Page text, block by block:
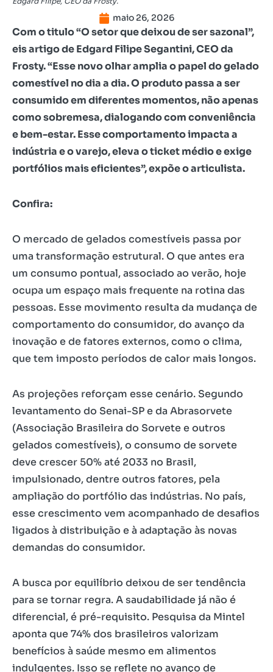
maio 26, 2026
Com o titulo “O setor que deixou de ser sazonal”,
eis artigo de Edgard Filipe Segantini, CEO da
Frosty. “Esse novo olhar amplia o papel do gelado
comestível no dia a dia. O produto passa a ser
consumido em diferentes momentos, não apenas
como sobremesa, dialogando com conveniência
e bem-estar. Esse comportamento impacta a
indústria e o varejo, eleva o ticket médio e exige
portfólios mais eficientes”, expõe o articulista.
Confira:
O mercado de gelados comestíveis passa por
uma transformação estrutural. O que antes era
um consumo pontual, associado ao verão, hoje
ocupa um espaço mais frequente na rotina das
pessoas. Esse movimento resulta da mudança de
comportamento do consumidor, do avanço da
inovação e de fatores externos, como o clima,
que tem imposto períodos de calor mais longos.
As projeções reforçam esse cenário. Segundo
levantamento do Senai-SP e da Abrasorvete
(Associação Brasileira do Sorvete e outros
gelados comestíveis), o consumo de sorvete
deve crescer 50% até 2033 no Brasil,
impulsionado, dentre outros fatores, pela
ampliação do portfólio das indústrias. No país,
esse crescimento vem acompanhado de desafios
ligados à distribuição e à adaptação às novas
demandas do consumidor.
A busca por equilíbrio deixou de ser tendência
para se tornar regra. A saudabilidade já não é
diferencial, é pré-requisito. Pesquisa da Mintel
aponta que 74% dos brasileiros valorizam
benefícios à saúde mesmo em alimentos
indulgentes. Isso se reflete no avanço de